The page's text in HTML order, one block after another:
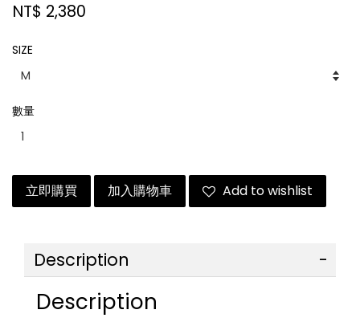
NT$ 2,380
SIZE
數量
立即購買 加入購物車 Add to wishlist
Description
Description